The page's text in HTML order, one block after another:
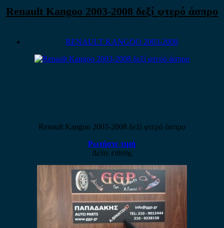
Renault Kangoo 2003-2008 δεξί φτερό άσπρο
RENAULT KANGOO 2003-2008
Renault Kangoo 2003-2008 δεξί φτερό άσπρο
Ρωτήστε τιμή
Δείτε επίσης